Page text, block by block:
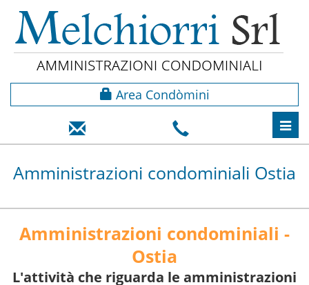
Area Condòmini
Amministrazioni condominiali Ostia
Amministrazioni condominiali -
Ostia
L'attività che riguarda le amministrazioni